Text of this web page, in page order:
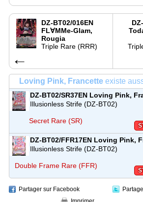
DZ-BT02/016EN
FL∀MMe-Glam,
Rougia
Triple Rare (RRR)
←
Loving Pink, Francette existe
DZ-BT02/SR37EN Loving Pink,
(SR)
Illusionless Strife (DZ-BT02)
Secret Rare (SR)
DZ-BT02/FFR17EN Loving Pink,
Frame Rare (FFR)
Illusionless Strife (DZ-BT02)
Double Frame Rare (FFR)
Partager sur Facebook